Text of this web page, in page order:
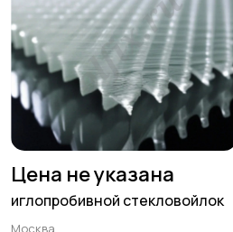
Цена не указана
иглопробивной стекловойлок
Москва